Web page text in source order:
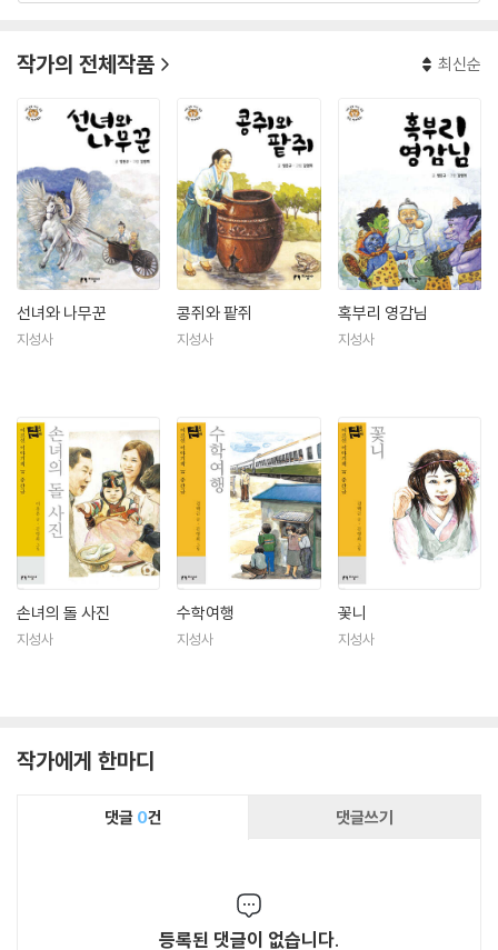
작가의 전체작품 최신순
선녀와 나무꾼
지성사
콩쥐와 팥쥐
지성사
혹부리 영감님
지성사
손녀의 돌 사진
지성사
수학여행
지성사
꽃니
지성사
작가에게 한마디
댓글 0건 댓글쓰기
등록된 댓글이 없습니다.